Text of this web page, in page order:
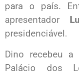
para o país.
apresentador
presidenciável.
Dino recebeu
Palácio dos